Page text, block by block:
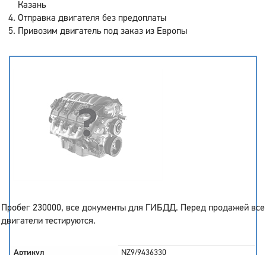
Казань
Отправка двигателя без предоплаты
Привозим двигатель под заказ из Европы
Пробег 230000, все документы для ГИБДД. Перед продажей все
двигатели тестируются.
Артикул NZ9/9436330